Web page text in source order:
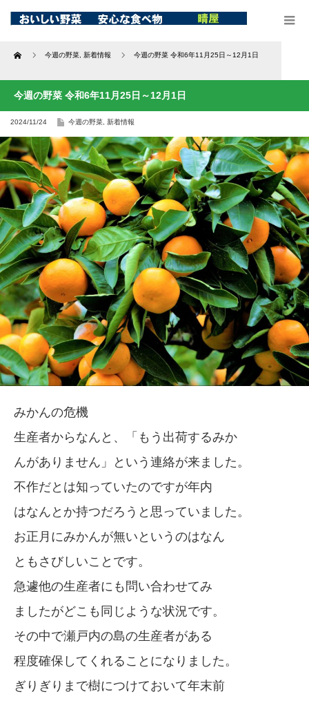
Home 今週の野菜 新着情報 今週の野菜 令和6年11月25日～12月1日
今週の野菜 令和6年11月25日～12月1日
2024/11/24 今週の野菜 新着情報
みかんの危機
生産者からなんと、「もう出荷するみか
んがありません」という連絡が来ました。
不作だとは知っていたのですが年内
はなんとか持つだろうと思っていました。
お正月にみかんが無いというのはなん
ともさびしいことです。
急遽他の生産者にも問い合わせてみ
ましたがどこも同じような状況です。
その中で瀬戸内の島の生産者がある
程度確保してくれることになりました。
ぎりぎりまで樹につけておいて年末前